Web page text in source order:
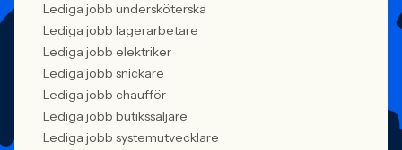
Lediga jobb undersköterska
Lediga jobb lagerarbetare
Lediga jobb elektriker
Lediga jobb snickare
Lediga jobb chaufför
Lediga jobb butikssäljare
Lediga jobb systemutvecklare